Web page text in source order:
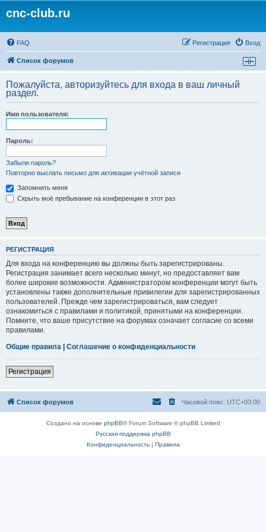
cnc-club.ru
FAQ Вход
Регистрация
Список форумов
Пожалуйста, авторизуйтесь для входа в ваш личный
раздел.
Имя пользователя:
Пароль:
Забыли пароль?
Повторно выслать письмо для активации учётной записи
Запомнить меня
Скрыть моё пребывание на конференции в этот раз
РЕГИСТРАЦИЯ
Для входа на конференцию вы должны быть зарегистрированы.
Регистрация занимает всего несколько минут, но предоставляет вам
более широкие возможности. Администратором конференции могут быть
установлены также дополнительные привилегии для зарегистрированных
пользователей. Прежде чем зарегистрироваться, вам следует
ознакомиться с правилами и политикой, принятыми на конференции.
Помните, что ваше присутствие на форумах означает согласие со всеми
правилами.
Общие правила | Соглашение о конфиденциальности
Регистрация
Список форумов Часовой пояс: UTC+03:00
Создано на основе phpBB® Forum Software © phpBB Limited
Русская поддержка phpBB
Конфиденциальность| Правила